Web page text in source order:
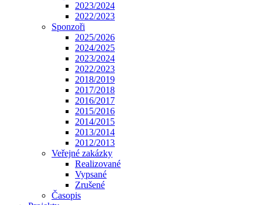
2023/2024
2022/2023
Sponzoři
2025/2026
2024/2025
2023/2024
2022/2023
2018/2019
2017/2018
2016/2017
2015/2016
2014/2015
2013/2014
2012/2013
Veřejné zakázky
Realizované
Vypsané
Zrušené
Časopis